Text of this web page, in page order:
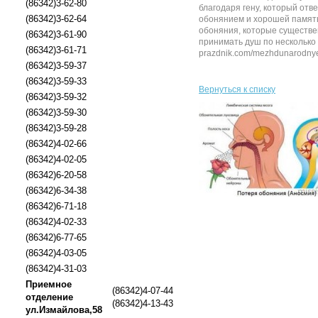
(86342)3-62-80
(86342)3-62-64
(86342)3-61-90
(86342)3-61-71
(86342)3-59-37
(86342)3-59-33
(86342)3-59-32
(86342)3-59-30
(86342)3-59-28
(86342)4-02-66
(86342)4-02-05
(86342)6-20-58
(86342)6-34-38
(86342)6-71-18
(86342)4-02-33
(86342)6-77-65
(86342)4-03-05
(86342)4-31-03
Приемное
отделение
ул.Измайлова,58
(86342)4-07-44
(86342)4-13-43
благодаря гену, который
обонянием и хорошей
обоняния, которые
принимать душ по
prazdnik.com/
Вернуться к списку